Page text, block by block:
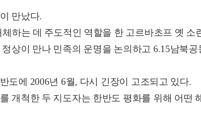
만났다.
하는 데 주도적인 역할을 한 고르바초프 옛 소
상이 만나 민족의 운명을 논의하고 6.15남북
도에 2006년 6월, 다시 긴장이 고조되고 있다.
개척한 두 지도자는 한반도 평화를 위해 어떤